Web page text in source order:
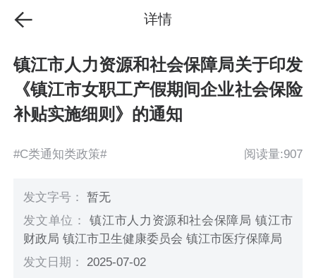
详情
镇江市人力资源和社会保障局关于印发
《镇江市女职工产假期间企业社会保险
补贴实施细则》的通知
#C类通知类政策# 阅读量:907
发文字号：暂无
发文单位：镇江市人力资源和社会保障局 镇江市
财政局 镇江市卫生健康委员会 镇江市医疗保障局
发文日期： 2025-07-02